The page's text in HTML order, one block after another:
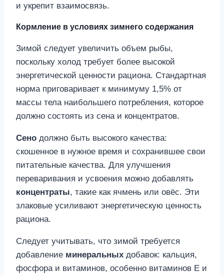
и укрепит взаимосвязь.
Кормление в условиях зимнего содержания
Зимой следует увеличить объем рыбы,
поскольку холод требует более высокой
энергетической ценности рациона. Стандартная
норма приговаривает к минимуму 1,5% от
массы тела наибольшего потребления, которое
должно состоять из сена и концентратов.
Сено должно быть высокого качества:
скошенное в нужное время и сохранившее свои
питательные качества. Для улучшения
переваривания и усвоения можно добавлять
концентраты, такие как ячмень или овёс. Эти
злаковые усиливают энергетическую ценность
рациона.
Следует учитывать, что зимой требуется
добавление минеральных добавок: кальция,
фосфора и витаминов, особенно витаминов Е и